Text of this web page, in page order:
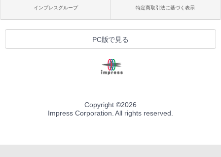
インプレスグループ 特定商取引法に基づく表示
PC版で見る
Copyright ©2026
Impress Corporation. All rights reserved.